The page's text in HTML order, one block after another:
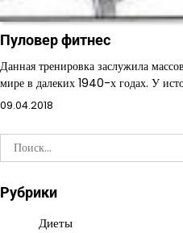
Пуловер фитнес
Данная тренировка заслужила
мире в далеких 1940-х годах. У
09.04.2018
Найти:
Рубрики
Диеты